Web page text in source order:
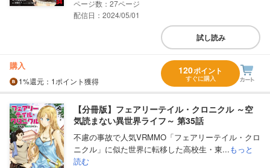
27
配信日：2024/05/01
試し読み
購入
1%還元 ：1ポイント獲得
120ポイント
すぐに購入
【分冊版】フェアリーテイル・クロニクル ～空
気読まない異世界ライフ～ 第35話
不慮の事故で人気VRMMO「フェアリーテイル・クロ
ニクル」に似た世界に転移した高校生・東...もっと
読む